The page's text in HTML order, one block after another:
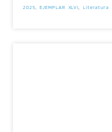
2025 ,EJEMPLAR XLVI Literatura